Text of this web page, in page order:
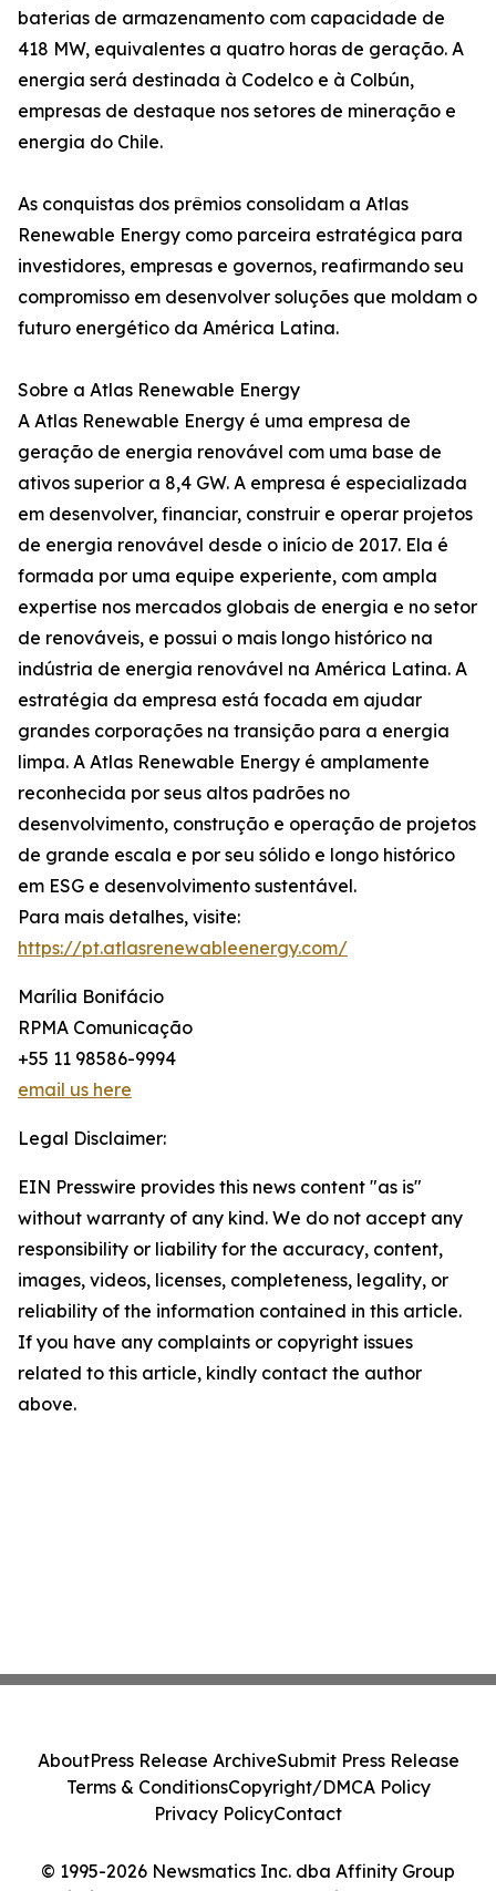
baterias de armazenamento com capacidade de
418 MW, equivalentes a quatro horas de geração. A
energia será destinada à Codelco e à Colbún,
empresas de destaque nos setores de mineração e
energia do Chile.
As conquistas dos prêmios consolidam a Atlas
Renewable Energy como parceira estratégica para
investidores, empresas e governos, reafirmando seu
compromisso em desenvolver soluções que moldam o
futuro energético da América Latina.
Sobre a Atlas Renewable Energy
A Atlas Renewable Energy é uma empresa de
geração de energia renovável com uma base de
ativos superior a 8,4 GW. A empresa é especializada
em desenvolver, financiar, construir e operar projetos
de energia renovável desde o início de 2017. Ela é
formada por uma equipe experiente, com ampla
expertise nos mercados globais de energia e no setor
de renováveis, e possui o mais longo histórico na
indústria de energia renovável na América Latina. A
estratégia da empresa está focada em ajudar
grandes corporações na transição para a energia
limpa. A Atlas Renewable Energy é amplamente
reconhecida por seus altos padrões no
desenvolvimento, construção e operação de projetos
de grande escala e por seu sólido e longo histórico
em ESG e desenvolvimento sustentável.
Para mais detalhes, visite:
https://pt.atlasrenewableenergy.com/
Marília Bonifácio
RPMA Comunicação
+55 11 98586-9994
email us here
Legal Disclaimer:
EIN Presswire provides this news content "as is"
without warranty of any kind. We do not accept any
responsibility or liability for the accuracy, content,
images, videos, licenses, completeness, legality, or
reliability of the information contained in this article.
If you have any complaints or copyright issues
related to this article, kindly contact the author
above.
© 1995-2026 Newsmatics Inc. dba Affinity Group
AboutPress Release ArchiveSubmit Press Release
Terms & ConditionsCopyright/DMCA Policy
Privacy PolicyContact